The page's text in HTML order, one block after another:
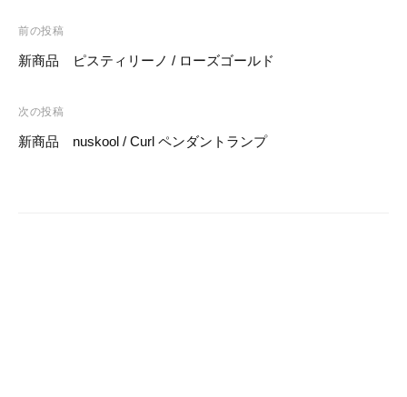
e
b
o
o
k
st
投
稿
ビ
ゲ
前の投稿
新商品 ピスティリーノ / ローズゴールド
次の投稿
新商品 nuskool / Curl ペンダントランプ